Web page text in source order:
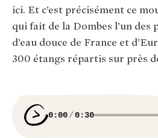
ici. Et c’est précisément ce
qui fait de la Dombes l’un des
d’eau douce de France et
300 étangs répartis sur près
0:00 0:30